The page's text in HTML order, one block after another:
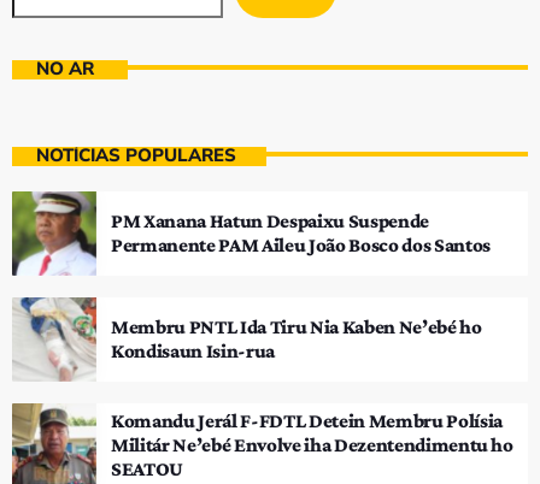
NO AR
NOTÍCIAS POPULARES
PM Xanana Hatun Despaixu Suspende
Permanente PAM Aileu João Bosco dos Santos
Membru PNTL Ida Tiru Nia Kaben Ne’ebé ho
Kondisaun Isin-rua
Komandu Jerál F-FDTL Detein Membru Polísia
Militár Ne’ebé Envolve iha Dezentendimentu ho
SEATOU